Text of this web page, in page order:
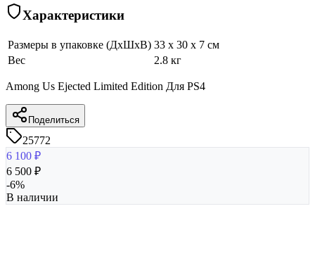
Характеристики
Размеры в упаковке (ДхШхВ) 33 x 30 x 7 см
Вес
2.8 кг
Among Us Ejected Limited Edition Для PS4
Поделиться
25772
6 100 ₽
6 500 ₽
-6%
В наличии